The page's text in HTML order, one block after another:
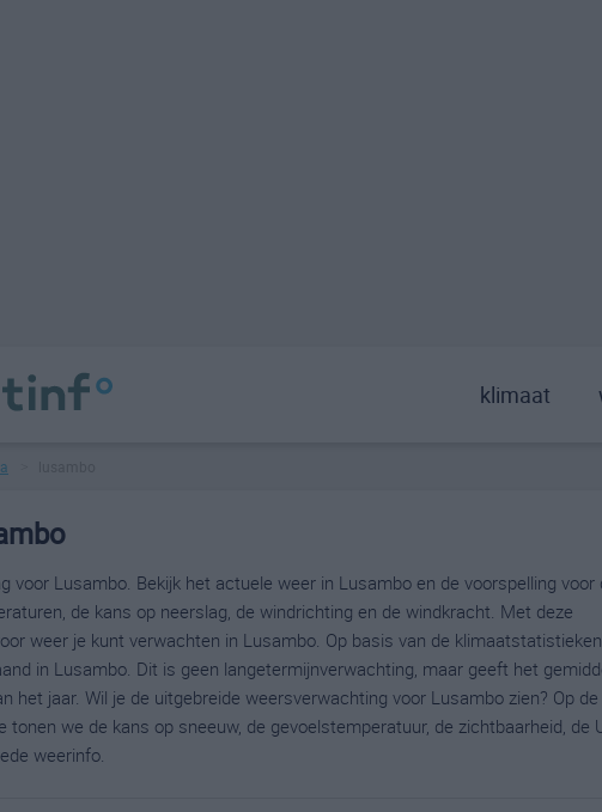
klimaat
voor Lusambo. Bekijk het actuele weer in Lusambo en de voorspelling voor
de kans op neerslag, de windrichting en de windkracht. Met deze
weer je kunt verwachten in Lusambo. Op basis van de klimaatstatistieken
in Lusambo. Dit is geen langetermijnverwachting, maar geeft het
het jaar. Wil je de uitgebreide weersverwachting voor Lusambo zien? Op de
we de kans op sneeuw, de gevoelstemperatuur, de zichtbaarheid, de
weerinfo.